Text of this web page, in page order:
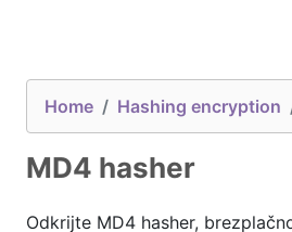
Home Hashing encryption
MD4 hasher
Odkrijte MD4 hasher,